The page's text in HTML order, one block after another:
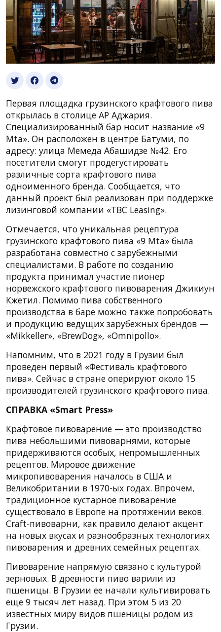
Первая площадка грузинского крафтового пива
открылась в столице АР Аджария.
Специализированный бар носит название «9
Mta». Он расположен в центре Батуми, по
адресу: улица Мемеда Абашидзе №42. Его
посетители смогут продегустировать
различные сорта крафтового пива
одноименного бренда. Сообщается, что
данный проект был реализован при поддержке
лизинговой компании «TBC Leasing».
Отмечается, что уникальная рецептура
грузинского крафтового пива «9 Mta» была
разработана совместно с зарубежными
специалистами. В работе по созданию
продукта принимал участие пионер
норвежского крафтового пивоварения Джикиун
Кжетил. Помимо пива собственного
производства в баре можно также попробовать
и продукцию ведущих зарубежных брендов —
«Mikkeller», «BrewDog», «Omnipollo».
Напомним, что в 2021 году в Грузии был
проведен первый «Фестиваль крафтового
пива». Сейчас в стране оперируют около 15
производителей грузинского крафтового пива.
СПРАВКА «Smart Press»
Крафтовое пивоварение — это производство
пива небольшими пивоварнями, которые
придерживаются особых, непромышленных
рецептов. Мировое движение
микропивоварения началось в США и
Великобритании в 1970-ых годах. Впрочем,
традиционное кустарное пивоварение
существовало в Европе на протяжении веков.
Craft-пивоварни, как правило делают акцент
на новых вкусах и разнообразных технологиях
пивоварения и древних семейных рецептах.
Пивоварение напрямую связано с культурой
зерновых. В древности пиво варили из
пшеницы. В Грузии ее начали культивировать
еще 9 тысяч лет назад. При этом 5 из 20
известных миру видов пшеницы родом из
Грузии.